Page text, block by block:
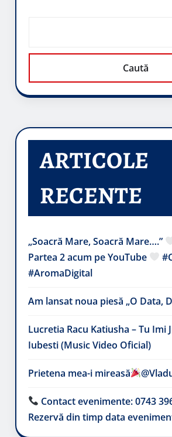
Caută
ARTICOLE
RECENTE
„Soacră Mare, Soacră Mare….”
Partea 2 acum pe YouTube
#AromaDigital
Am lansat noua piesă „O Data,
Lucretia Racu Katiusha – Tu Imi
Iubesti (Music Video Oficial)
Prietena mea-i mireasă​
Contact evenimente: 0743
Rezervă din timp data